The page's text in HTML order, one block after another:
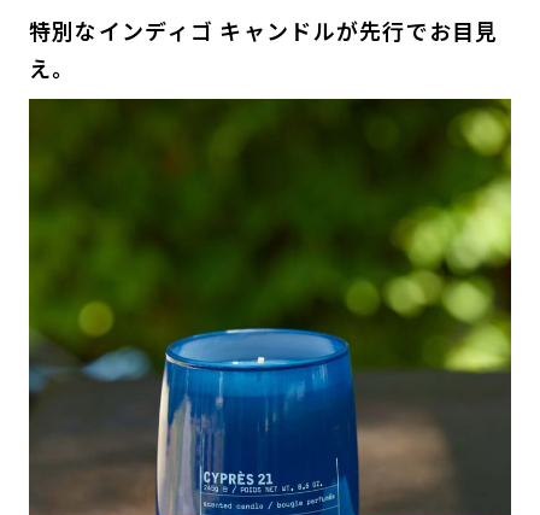
特別なインディゴ キャンドルが先行でお目見
え。